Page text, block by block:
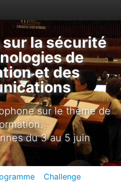
la sécurité
de
et des
sur le thème de
du 3 au 5 juin
Challenge